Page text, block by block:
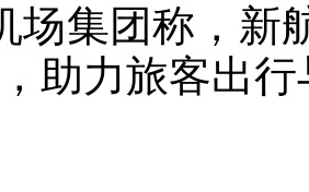
集团称，新
助力旅客出